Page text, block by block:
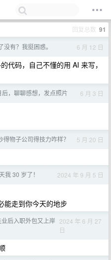
回复总数 91
没有？我挺困惑。 6 月 12 日
代码，自己不懂的用 AI 来写，
，聊聊感想，发点照片 6 月 3 日
得物子公司得技力咋样？ 5 月 20 日
我 30 岁了！ 2024 年 9 月 5 日
能走到你今天的地步
后入职外包又上岸 2024 年 6 月 27
日